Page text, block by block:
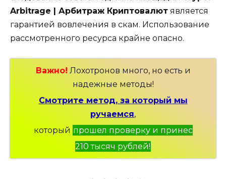
Arbitrage | Арбитраж Криптовалют является
гарантией вовлечения в скам. Использование
рассмотренного ресурса крайне опасно.
Важно! Лохотронов много, но есть и
надежные методы!
Смотрите метод, за который мы
ручаемся,
который прошел проверку и принес
210 тысяч рублей!